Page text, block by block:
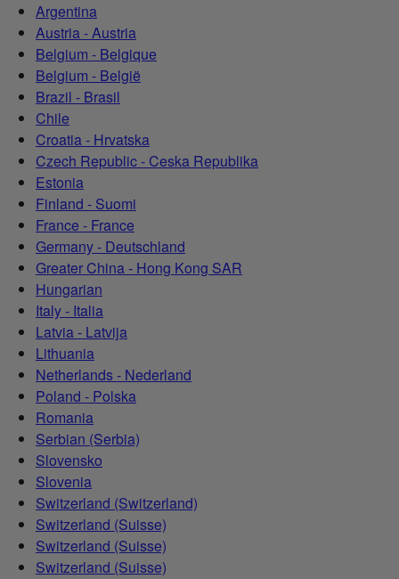
Argentina
Austria - Austria
Belgium - Belgique
Belgium - België
Brazil - Brasil
Chile
Croatia - Hrvatska
Czech Republic - Ceska Republika
Estonia
Finland - Suomi
France - France
Germany - Deutschland
Greater China - Hong Kong SAR
Hungarian
Italy - Italia
Latvia - Latvija
Lithuania
Netherlands - Nederland
Poland - Polska
Romania
Serbian (Serbia)
Slovensko
Slovenia
Switzerland (Switzerland)
Switzerland (Suisse)
Switzerland (Suisse)
Switzerland (Suisse)